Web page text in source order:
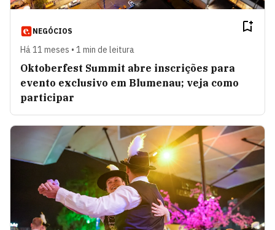
NEGÓCIOS
Há 11 meses • 1 min de leitura
Oktoberfest Summit abre inscrições para
evento exclusivo em Blumenau; veja como
participar